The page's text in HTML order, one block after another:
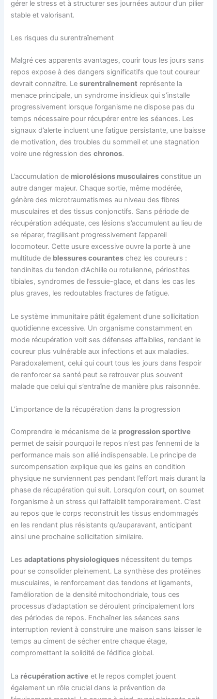
gérer le stress et à structurer ses journées autour d’un pilier
stable et valorisant.
Les risques du surentraînement
Malgré ces apparents avantages, courir tous les jours sans
repos expose à des dangers significatifs que tout coureur
devrait connaître. Lesurentraînement représente la
menace principale, un syndrome insidieux qui s’installe
progressivement lorsque l’organisme ne dispose pas du
temps nécessaire pour récupérer entre les séances. Les
signaux d’alerte incluent une fatigue persistante, une baisse
de motivation, des troubles du sommeil et une stagnation
voire une régression deschronos.
L’accumulation de microlésions musculaires constitue un
autre danger majeur. Chaque sortie, même modérée,
génère des microtraumatismes au niveau des fibres
musculaires et des tissus conjonctifs. Sans période de
récupération adéquate, ces lésions s’accumulent au lieu de
se réparer, fragilisant progressivement l’appareil
locomoteur. Cette usure excessive ouvre la porte à une
multitude de blessures courantes chez les coureurs :
tendinites du tendon d’Achille ou rotulienne, périostites
tibiales, syndromes de l’essuie-glace, et dans les cas les
plus graves, les redoutables fractures de fatigue.
Le système immunitaire pâtit également d’une sollicitation
quotidienne excessive. Un organisme constamment en
mode récupération voit ses défenses affaiblies, rendant le
coureur plus vulnérable aux infections et aux maladies.
Paradoxalement, celui qui court tous les jours dans l’espoir
de renforcer sa santé peut se retrouver plus souvent
malade que celui qui s’entraîne de manière plus raisonnée.
L’importance de la récupération dans la progression
Comprendre le mécanisme de la progression sportive
permet de saisir pourquoi le repos n’est pas l’ennemi de la
performance mais son allié indispensable. Le principe de
surcompensation explique que les gains en condition
physique ne surviennent pas pendant l’effort mais durant la
phase de récupération qui suit. Lorsqu’on court, on soumet
l’organisme à un stress qui l’affaiblit temporairement. C’est
au repos que le corps reconstruit les tissus endommagés
en les rendant plus résistants qu’auparavant, anticipant
ainsi une prochaine sollicitation similaire.
Lesadaptations physiologiques nécessitent du temps
pour se consolider pleinement. La synthèse des protéines
musculaires, le renforcement des tendons et ligaments,
l’amélioration de la densité mitochondriale, tous ces
processus d’adaptation se déroulent principalement lors
des périodes de repos. Enchaîner les séances sans
interruption revient à construire une maison sans laisser le
temps au ciment de sécher entre chaque étage,
compromettant la solidité de l’édifice global.
La récupération active et le repos complet jouent
également un rôle crucial dans la prévention de